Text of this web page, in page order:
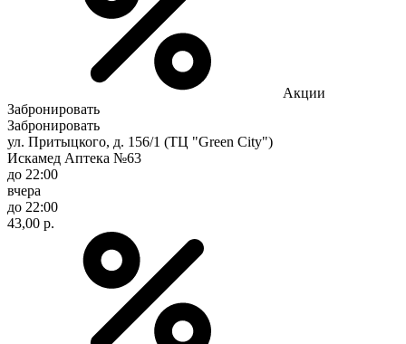
Акции
Забронировать
Забронировать
ул. Притыцкого, д. 156/1 (ТЦ "Green City")
Искамед Аптека №63
до 22:00
вчера
до 22:00
43,00 р.